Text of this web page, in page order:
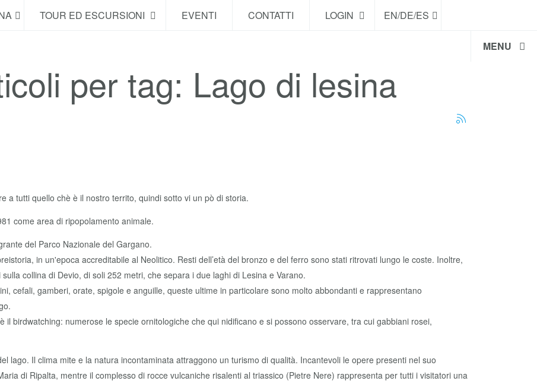
TOUR ED ESCURSIONI EVENTI CONTATTI LOGIN EN/DE/ES
MENU
per tag: Lago di lesina
a tutti quello chè è il nostro territo, quindi sotto vi un pò di storia.
come area di ripopolamento animale.
del Parco Nazionale del Gargano.
in un'epoca accreditabile al Neolitico. Resti dell’età del bronzo e del ferro sono stati ritrovati lungo le coste. Inoltre,
collina di Devio, di soli 252 metri, che separa i due laghi di Lesina e Varano.
cefali, gamberi, orate, spigole e anguille, queste ultime in particolare sono molto abbondanti e rappresentano
birdwatching: numerose le specie ornitologiche che qui nidificano e si possono osservare, tra cui gabbiani rosei,
lago. Il clima mite e la natura incontaminata attraggono un turismo di qualità. Incantevoli le opere presenti nel suo
di Ripalta, mentre il complesso di rocce vulcaniche risalenti al triassico (Pietre Nere) rappresenta per tutti i visitatori una